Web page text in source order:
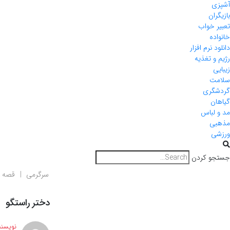
آشپزی
بازیگران
تعبیر خواب
خانواده
دانلود نرم افزار
رژیم و تغذیه
زیبایی
سلامت
گردشگری
گیاهان
مد و لباس
مذهبی
ورزشی
جستجو کردن
سرگرمی
قصه
دختر راستگو